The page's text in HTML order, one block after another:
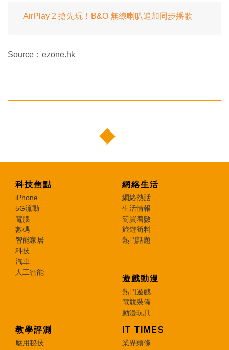
AirPlay 2 搶先玩！B&O 無線喇叭追加同步播歌
Source：ezone.hk
科技焦點
iPhone
5G流動
電腦
數碼
智能家居
科技
汽車
人工智能
網絡生活
網絡熱話
生活情報
筍買着數
旅遊筍料
熱門話題
遊戲動漫
熱門遊戲
電競裝備
動漫玩具
教學評測
應用秘技
IT TIMES
業界頭條